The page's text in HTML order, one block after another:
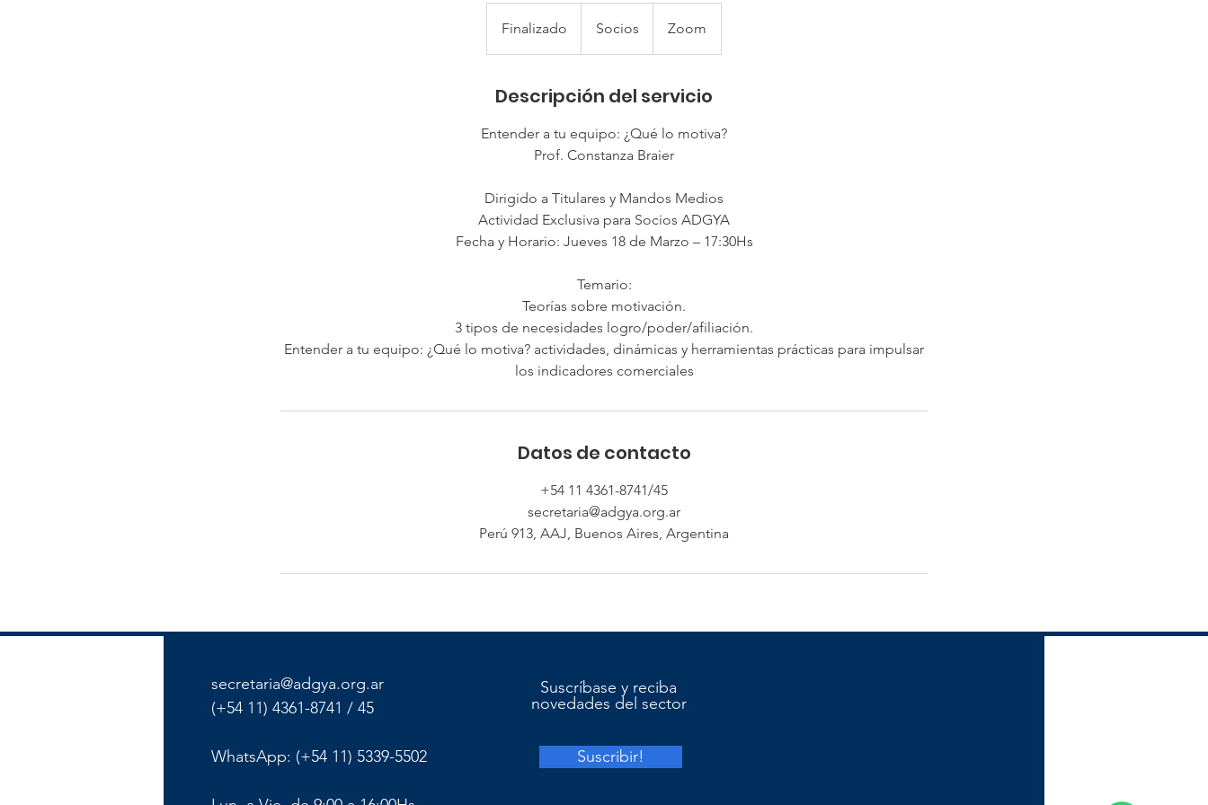
Finalizado
i
a
z
d
o
Socios Zoom
Descripción del servicio
Entender a tu equipo: ¿Qué lo motiva?
Prof. Constanza Braier
Dirigido a Titulares y Mandos Medios
Actividad Exclusiva para Socios ADGYA
Fecha y Horario: Jueves 18 de Marzo – 17:30Hs
Temario:
Teorías sobre motivación.
3 tipos de necesidades logro/poder/afiliación.
Entender a tu equipo: ¿Qué lo motiva? actividades, dinámicas y herramientas prácticas para impulsar
los indicadores comerciales
Datos de contacto
+54 11 4361-8741/45
secretaria@adgya.org.ar
Perú 913, AAJ, Buenos Aires, Argentina
secretaria@adgya.org.ar
(+54 11) 4361-8741 / 45
WhatsApp: (+54 11) 5339-5502
Suscríbasey reciba
novedades del sector
Suscribir!